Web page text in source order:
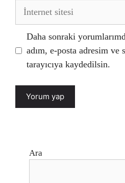
İnternet
Daha sonraki
adım, e-posta adresim ve
tarayıcıya kaydedilsin.
Ara